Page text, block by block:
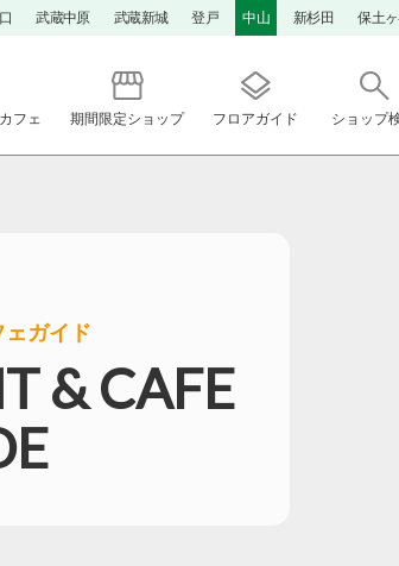
武蔵中原 武蔵新城 登戸 中山 新杉田 保土
フェ 期間限定ショップ フロアガイド ショップ
ェガイド
& CAFE